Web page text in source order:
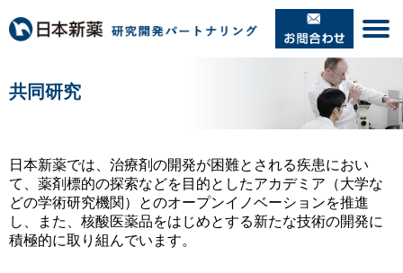
共同研究
日本新薬では、治療剤の開発が困難とされる疾患におい
て、薬剤標的の探索などを目的としたアカデミア（大学な
どの学術研究機関）とのオープンイノベーションを推進
し、また、核酸医薬品をはじめとする新たな技術の開発に
積極的に取り組んでいます。